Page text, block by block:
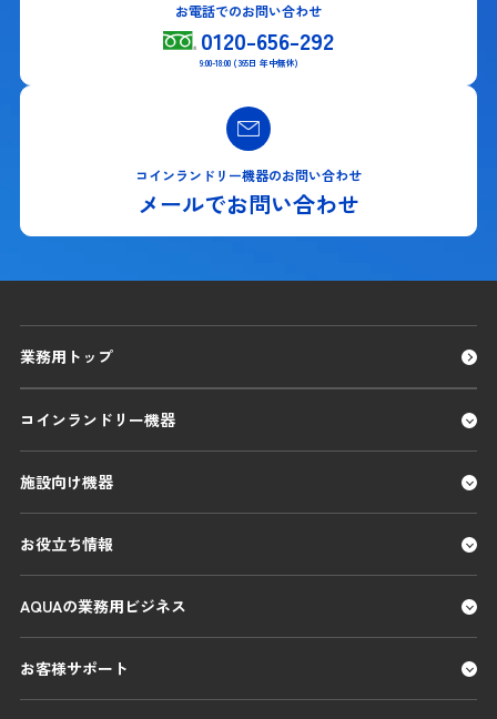
お電話でのお問い合わせ
0120-656-292
9:00-18:00 (365日 年中無休)
コインランドリー機器のお問い合わせ
メールでお問い合わせ
業務用トップ
コインランドリー機器
施設向け機器
お役立ち情報
AQUAの業務用ビジネス
お客様サポート